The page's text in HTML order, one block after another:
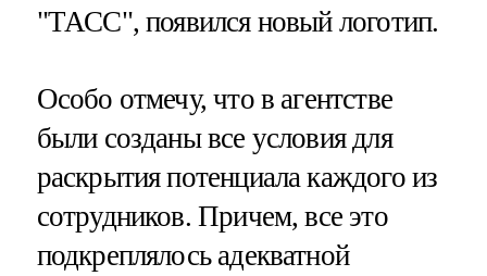
"ТАСС", появился новый логотип.
Особо отмечу, что в агентстве
были созданы все условия для
раскрытия потенциала каждого из
сотрудников. Причем, все это
подкреплялось адекватной